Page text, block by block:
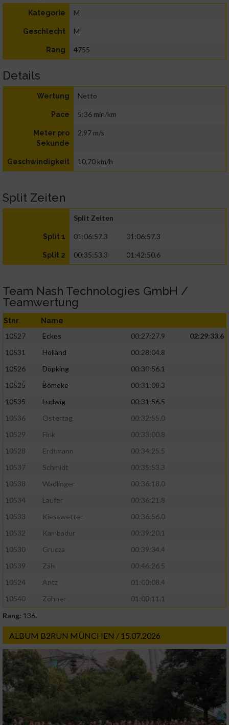
Kategorie M
Geschlecht M
Rang 4755
Details
Wertung Netto
Pace 5:36 min/km
Meter pro
Sekunde
2,97 m/s
Geschwindigkeit 10,70 km/h
Split Zeiten
Split Zeiten
Split 1 01:06:57.3 01:06:57.3
Split 2 00:35:53.3 01:42:50.6
Team Nash Technologies GmbH /
Teamwertung
Stnr Name
10527 Eckes 00:27:27.9
02:29:33.6
10531
Holland
00:28:04.8
10526
Döpking
00:30:56.1
10525
Bömeke
00:31:08.3
10535
Ludwig
00:31:56.5
10536
Ostertag
00:32:55.0
10529
Fink
00:33:00.8
10528
Erdtmann
00:34:25.5
10537
Schmidt
00:35:53.3
10538
Wadlinger
00:36:18.0
10534
Laufer
00:36:21.8
10533
Kiesswetter
00:36:56.0
10532
Kambadur
00:39:20.1
10530
Grucza
00:39:34.4
10539
Zäh
00:46:26.5
10524
Antz
01:00:08.4
10540
Zöhner
01:00:11.1
Rang: 136.
ALBUM B2RUN MÜNCHEN / 15.07.2026